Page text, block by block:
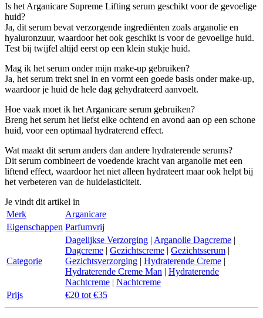
Is het Arganicare Supreme Lifting serum geschikt voor de gevoelige
huid?
Ja, dit serum bevat verzorgende ingrediënten zoals arganolie en
hyaluronzuur, waardoor het ook geschikt is voor de gevoelige huid.
Test bij twijfel altijd eerst op een klein stukje huid.
Mag ik het serum onder mijn make-up gebruiken?
Ja, het serum trekt snel in en vormt een goede basis onder make-up,
waardoor je huid de hele dag gehydrateerd aanvoelt.
Hoe vaak moet ik het Arganicare serum gebruiken?
Breng het serum het liefst elke ochtend en avond aan op een schone
huid, voor een optimaal hydraterend effect.
Wat maakt dit serum anders dan andere hydraterende serums?
Dit serum combineert de voedende kracht van arganolie met een
liftend effect, waardoor het niet alleen hydrateert maar ook helpt bij
het verbeteren van de huidelasticiteit.
Je vindt dit artikel in
Merk
Arganicare
Eigenschappen Parfumvrij
Categorie
Dagelijkse Verzorging | Arganolie Dagcreme |
Dagcreme | Gezichtscreme | Gezichtsserum |
Gezichtsverzorging | Hydraterende Creme |
Hydraterende Creme Man | Hydraterende
Nachtcreme | Nachtcreme
Prijs
€20 tot €35